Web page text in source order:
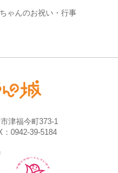
ゃんのお祝い・行事
津福今町373-1
0942-39-5184